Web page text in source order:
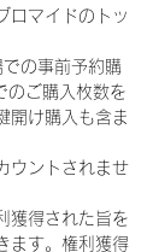
ロマイドのトッ
の事前予約購
のご購入枚数を
開け購入も含ま
ウントされませ
獲得された旨を
ます。権利獲得